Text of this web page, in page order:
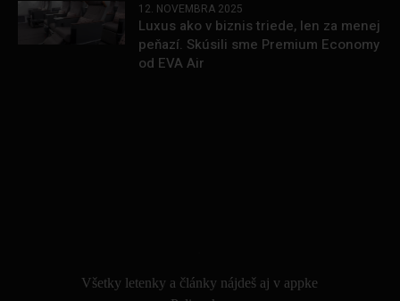
12. NOVEMBRA 2025
Luxus ako v biznis triede, len za menej
peňazí. Skúsili sme Premium Economy
od EVA Air
Všetky letenky a články nájdeš aj v appke